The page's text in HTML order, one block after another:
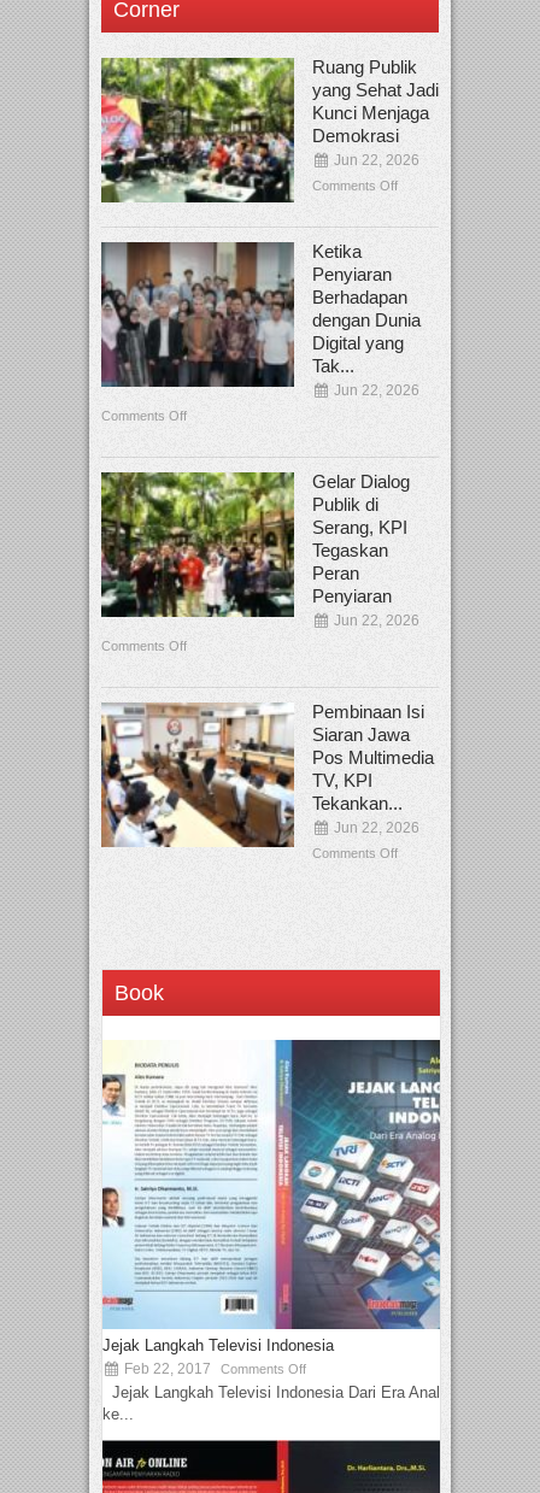
Corner
Ruang Publik
yang Sehat Jadi
Kunci Menjaga
Demokrasi
Jun 22, 2026
Comments Off
Ketika
Penyiaran
Berhadapan
dengan Dunia
Digital yang
Tak...
Jun 22, 2026
Comments Off
Gelar Dialog
Publik di
Serang, KPI
Tegaskan
Peran
Penyiaran
Jun 22, 2026
Comments Off
Pembinaan Isi
Siaran Jawa
Pos Multimedia
TV, KPI
Tekankan...
Jun 22, 2026
Comments Off
Book
Jejak Langkah Televisi Indonesia
Feb 22, 2017 Comments Off
Jejak Langkah Televisi Indonesia Dari Era Analog
ke...